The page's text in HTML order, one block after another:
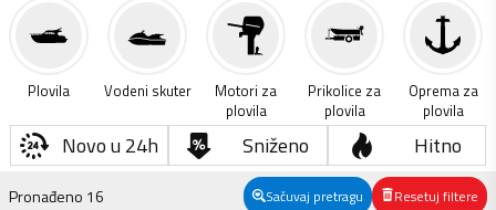
Plovila Vodeni skuter
Motori za
plovila
Prikolice za
plovila
Oprema za
plovila
Novo u 24h Sniženo Hitno
Pronađeno 16 Sačuvaj pretragu Resetuj filtere